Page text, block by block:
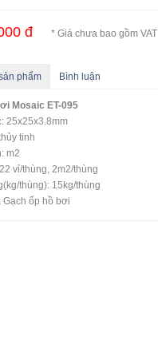
đ * Giá chưa bao gồm VAT
phẩm Bình luận
Mosaic ET-095
25x25x3.8mm
tinh
m2
vỉ/thùng, 2m2/thùng
thùng): 15kg/thùng
Gạch ốp hồ bơi